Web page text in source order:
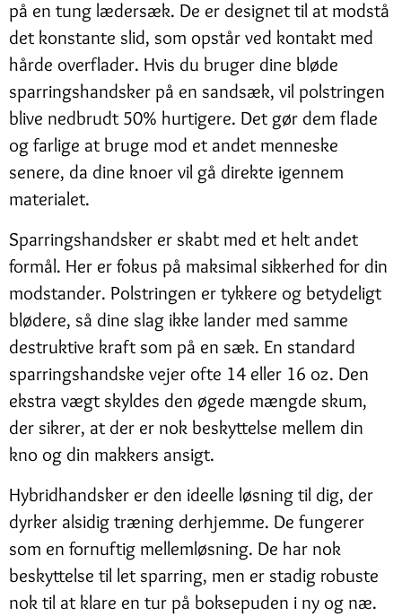
på en tung lædersæk. De er designet til at modstå
det konstante slid, som opstår ved kontakt med
hårde overflader. Hvis du bruger dine bløde
sparringshandsker på en sandsæk, vil polstringen
blive nedbrudt 50% hurtigere. Det gør dem flade
og farlige at bruge mod et andet menneske
senere, da dine knoer vil gå direkte igennem
materialet.
Sparringshandsker er skabt med et helt andet
formål. Her er fokus på maksimal sikkerhed for din
modstander. Polstringen er tykkere og betydeligt
blødere, så dine slag ikke lander med samme
destruktive kraft som på en sæk. En standard
sparringshandske vejer ofte 14 eller 16 oz. Den
ekstra vægt skyldes den øgede mængde skum,
der sikrer, at der er nok beskyttelse mellem din
kno og din makkers ansigt.
Hybridhandsker er den ideelle løsning til dig, der
dyrker alsidig træning derhjemme. De fungerer
som en fornuftig mellemløsning. De har nok
beskyttelse til let sparring, men er stadig robuste
nok til at klare en tur på boksepuden i ny og næ.